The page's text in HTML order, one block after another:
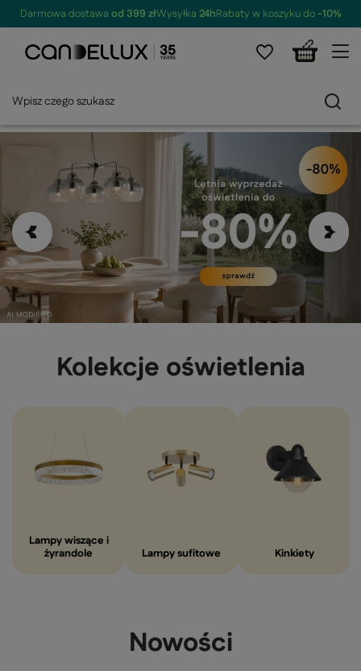
Darmowa dostawa od 399 złWysyłka 24hRabaty w koszyku do-10%
Kolekcje oświetlenia
Lampy wiszące i
żyrandole
Lampy sufitowe Kinkiety
Nowości